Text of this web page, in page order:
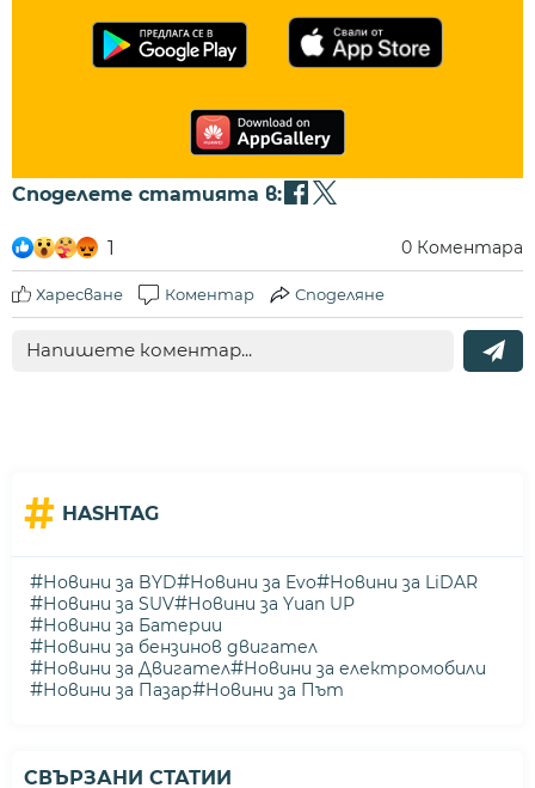
Споделете статията в:
1 0 Коментара
Харесване Коментар Споделяне
# HASHTAG
#Новини за BYD#Новини за Evo#Новини за LiDAR
#Новини за SUV#Новини за Yuan UP
#Новини за Батерии
#Новини за бензинов двигател
#Новини за Двигател#Новини за електромобили
#Новини за Пазар#Новини за Път
СВЪРЗАНИ СТАТИИ